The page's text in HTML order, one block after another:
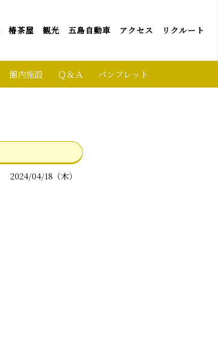
椿茶屋 観光 五島自動車 アクセス リクルート
館内施設 Ｑ＆Ａ パンフレット
2024/04/18（木）